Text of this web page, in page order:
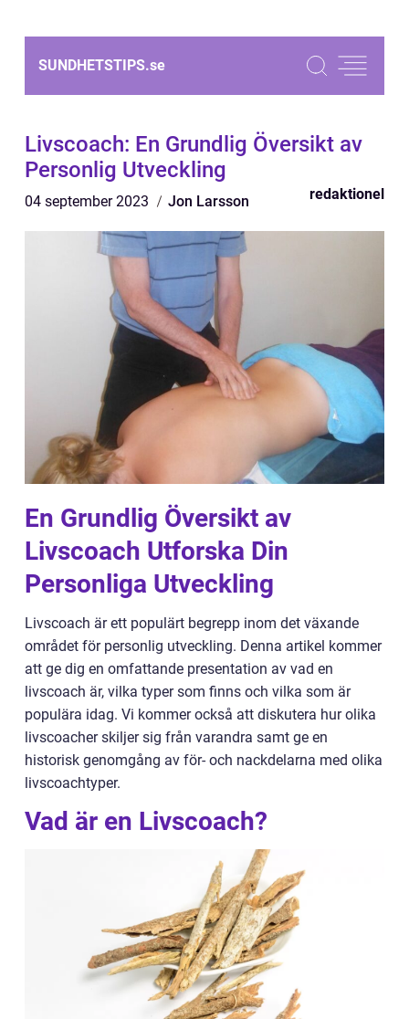
SUNDHETSTIPS.se
Livscoach: En Grundlig Översikt av
Personlig Utveckling
04 september 2023 Jon Larsson redaktionel
En Grundlig Översikt av
Livscoach Utforska Din
Personliga Utveckling
Livscoach är ett populärt begrepp inom det växande
området för personlig utveckling. Denna artikel kommer
att ge dig en omfattande presentation av vad en
livscoach är, vilka typer som finns och vilka som är
populära idag. Vi kommer också att diskutera hur olika
livscoacher skiljer sig från varandra samt ge en
historisk genomgång av för- och nackdelarna med olika
livscoachtyper.
Vad är en Livscoach?